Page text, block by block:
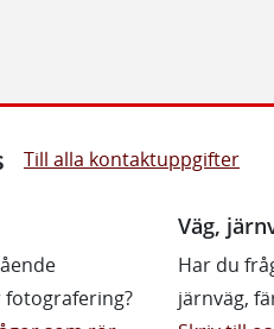
Till alla kontaktuppgifter
Väg,
Har du
järnväg,